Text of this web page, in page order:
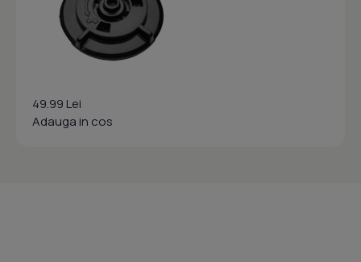
49.99 Lei
Adauga in cos